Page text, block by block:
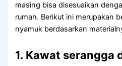
masing bisa disesuaikan
rumah. Berikut ini merupakan
nyamuk berdasarkan
1. Kawat serangga